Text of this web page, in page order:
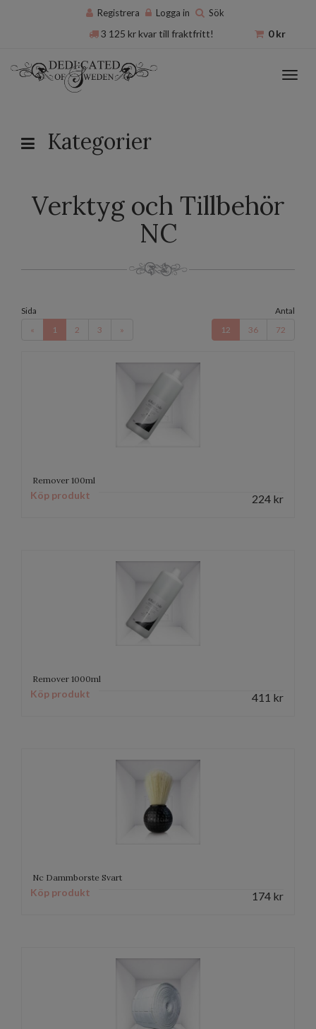
Registrera Logga in Sök
0kr
3 125 krkvar till fraktfritt!
Kategorier
Verktyg och Tillbehör
NC
Sida
«
1 2 3 »
Antal
12
36 72
Remover 100ml
Köp produkt 224 kr
Remover 1000ml
Köp produkt 411 kr
Nc Dammborste Svart
Köp produkt 174 kr